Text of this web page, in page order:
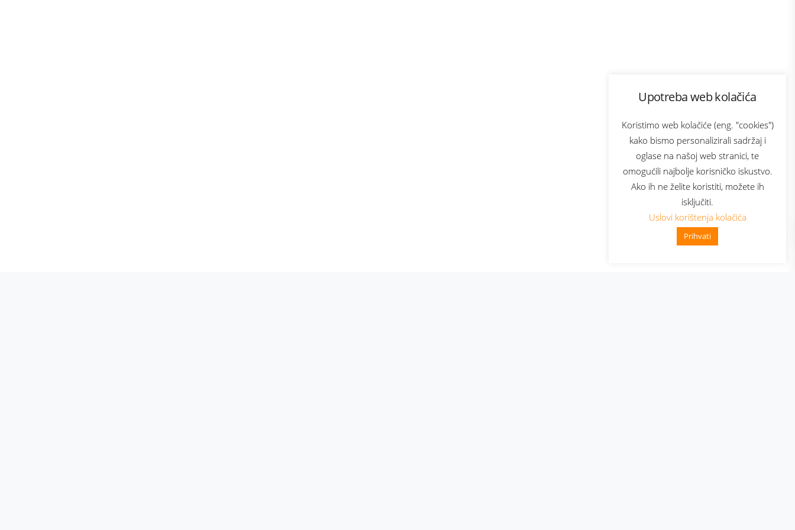
Upotreba web kolačića
Koristimo web kolačiće (eng. "cookies")
kako bismo personalizirali sadržaj i
oglase na našoj web stranici, te
omogućili najbolje korisničko iskustvo.
Ako ih ne želite koristiti, možete ih
isključiti.
Uslovi korištenja kolačića
Prihvati
👋 Zdravo, kako mogu pomoći?
Bonus plus
Prijava za newsletter